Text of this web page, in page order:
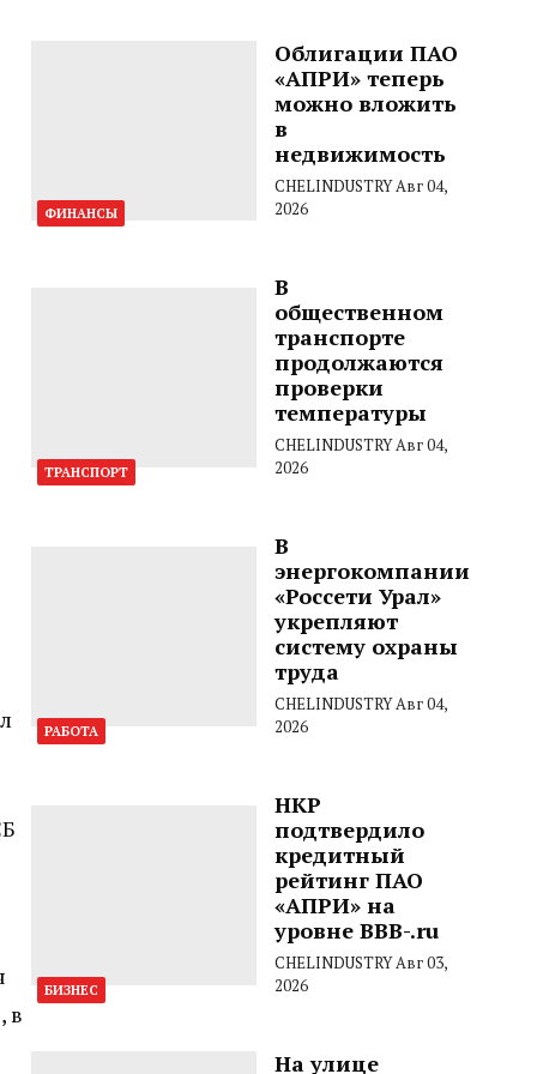
в
ФИНАНСЫ
Облигации ПАО
«АПРИ» теперь
можно вложить
в
недвижимость
CHELINDUSTRYАвг 04,
2026
ТРАНСПОРТ
В
общественном
транспорте
продолжаются
проверки
температуры
CHELINDUSTRYАвг 04,
2026
РАБОТА
В
энергокомпании
«Россети Урал»
укрепляют
систему охраны
труда
CHELINDUSTRYАвг 04,
2026
БИЗНЕС
НКР
подтвердило
кредитный
рейтинг ПАО
«АПРИ» на
уровне BBB-.ru
CHELINDUSTRYАвг 03,
2026
На улице